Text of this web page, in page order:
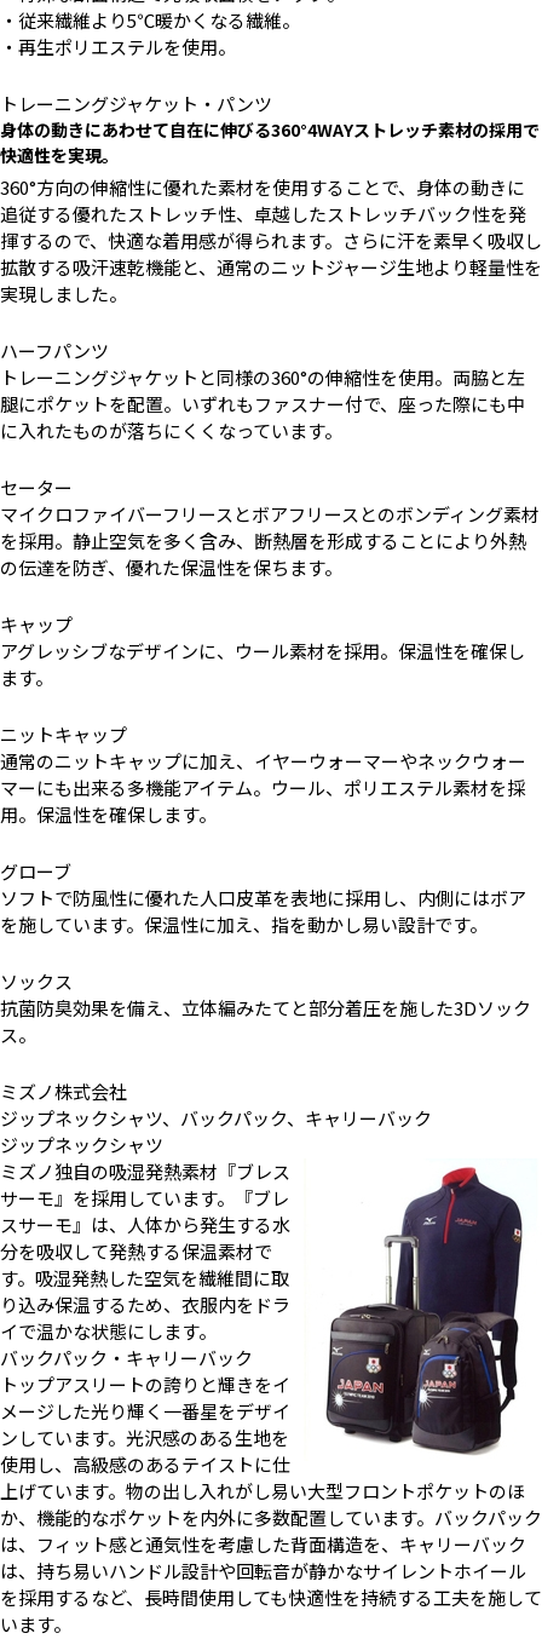
・従来繊維より5℃暖かくなる繊維。
・再生ポリエステルを使用。
トレーニングジャケット・パンツ
身体の動きにあわせて自在に伸びる360°4WAYストレッチ素材の採用で
快適性を実現。
360°方向の伸縮性に優れた素材を使用することで、身体の動きに
追従する優れたストレッチ性、卓越したストレッチバック性を発
揮するので、快適な着用感が得られます。さらに汗を素早く吸収し
拡散する吸汗速乾機能と、通常のニットジャージ生地より軽量性を
実現しました。
ハーフパンツ
トレーニングジャケットと同様の360°の伸縮性を使用。両脇と左
腿にポケットを配置。いずれもファスナー付で、座った際にも中
に入れたものが落ちにくくなっています。
セーター
マイクロファイバーフリースとボアフリースとのボンディング素材
を採用。静止空気を多く含み、断熱層を形成することにより外熱
の伝達を防ぎ、優れた保温性を保ちます。
キャップ
アグレッシブなデザインに、ウール素材を採用。保温性を確保し
ます。
ニットキャップ
通常のニットキャップに加え、イヤーウォーマーやネックウォー
マーにも出来る多機能アイテム。ウール、ポリエステル素材を採
用。保温性を確保します。
グローブ
ソフトで防風性に優れた人口皮革を表地に採用し、内側にはボア
を施しています。保温性に加え、指を動かし易い設計です。
ソックス
抗菌防臭効果を備え、立体編みたてと部分着圧を施した3Dソック
ス。
ミズノ株式会社
ジップネックシャツ、バックパック、キャリーバック
ジップネックシャツ
ミズノ独自の吸湿発熱素材『ブレス
サーモ』を採用しています。『ブレ
スサーモ』は、人体から発生する水
分を吸収して発熱する保温素材で
す。吸湿発熱した空気を繊維間に取
り込み保温するため、衣服内をドラ
イで温かな状態にします。
バックパック・キャリーバック
トップアスリートの誇りと輝きをイ
メージした光り輝く一番星をデザイ
ンしています。光沢感のある生地を
使用し、高級感のあるテイストに仕
上げています。物の出し入れがし易い大型フロントポケットのほ
か、機能的なポケットを内外に多数配置しています。バックパック
は、フィット感と通気性を考慮した背面構造を、キャリーバック
は、持ち易いハンドル設計や回転音が静かなサイレントホイール
を採用するなど、長時間使用しても快適性を持続する工夫を施して
います。